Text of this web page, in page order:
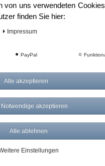
Rückgabe
Artikel
von uns verwendeten
finden Sie hier:
Impressum
PayPal
Alle akzeptieren
Notwendige akzeptieren
Alle ablehnen
Einstellungen